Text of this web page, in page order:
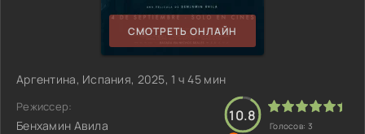
СМОТРЕТЬ ОНЛАЙН
Аргентина, Испания, 2025, 1 ч 45 мин
Режиссер:
Бенхамин Авила
10.8
Голосов: 3